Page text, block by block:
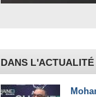
DANS L'ACTUALITÉ